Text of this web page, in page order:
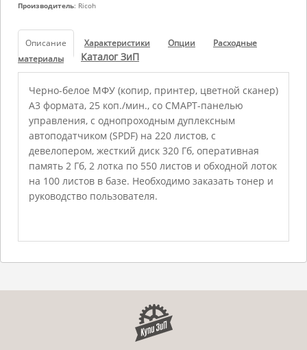
Производитель: Ricoh
Описание Характеристики Опции
Расходные
материалы
Каталог ЗиП
Черно-белое МФУ (копир, принтер, цветной сканер)
А3 формата, 25 коп./мин., со СМАРТ-панелью
управления, с однопроходным дуплексным
автоподатчиком (SPDF) на 220 листов, с
девелопером, жесткий диск 320 Гб, оперативная
память 2 Гб, 2 лотка по 550 листов и обходной лоток
на 100 листов в базе. Необходимо заказать тонер и
руководство пользователя.